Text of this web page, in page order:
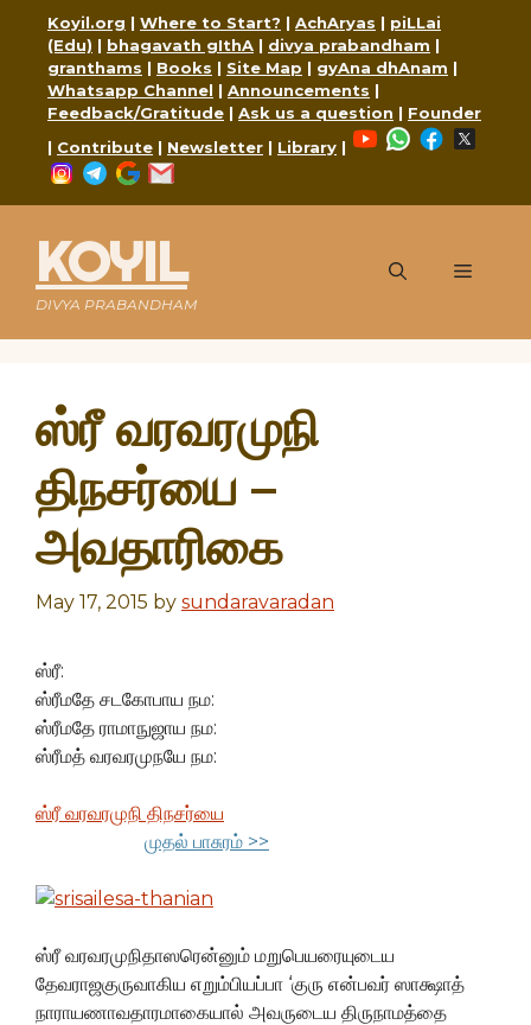
content
Koyil.org | Where to Start? | AchAryas | piLLai
(Edu) | bhagavath gIthA | divya prabandham |
granthams | Books | Site Map | gyAna dhAnam |
Whatsapp Channel | Announcements |
Feedback/Gratitude | Ask us a question | Founder
| Contribute | Newsletter | Library |
YouTubeWhatsApp
Facebook
Instagram
Telegram
Google
KOYIL
DIVYA PRABANDHAM
Menu
ஸ்ரீ வரவரமுநி
திநசர்யை –
அவதாரிகை
May 17, 2015 by sundaravaradan
ஸ்ரீ:
ஸ்ரீமதே சடகோபாய நம:
ஸ்ரீமதே ராமாநுஜாய நம:
ஸ்ரீமத் வரவரமுநயே நம:
ஸ்ரீ வரவரமுநி திநசர்யை
முதல் பாசுரம் >>
ஸ்ரீ வரவரமுநிதாஸரென்னும் மறுபெயரையுடைய
தேவராஜகுருவாகிய எறும்பியப்பா ‘குரு என்பவர் ஸாக்ஷாத்
நாராயணாவதாரமாகையால் அவருடைய திருநாமத்தை